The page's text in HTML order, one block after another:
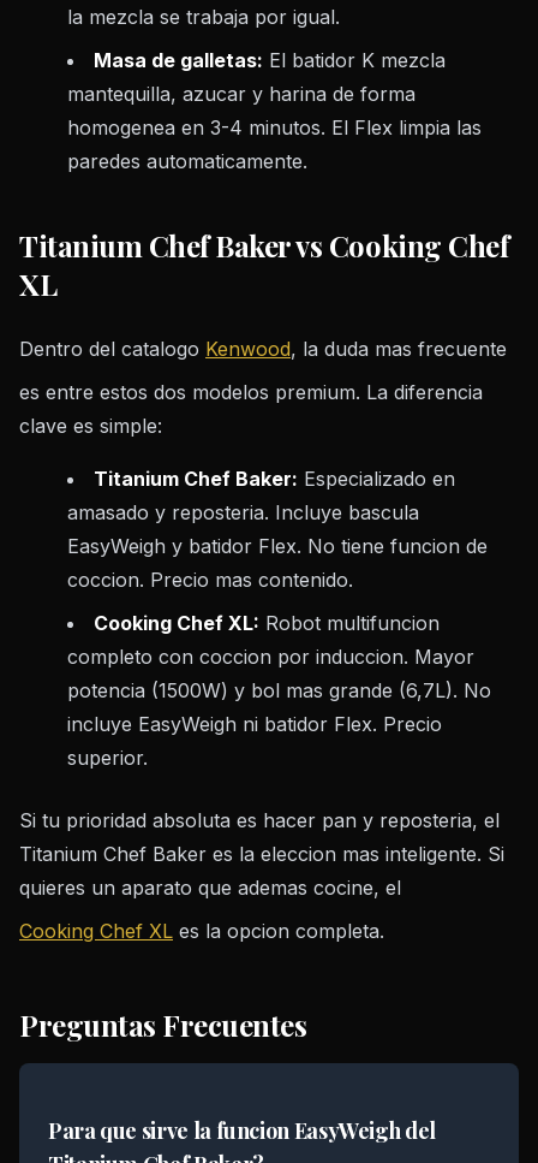
la mezcla se trabaja por igual.
Masa de galletas: El batidor K mezcla
mantequilla, azucar y harina de forma
homogenea en 3-4 minutos. El Flex limpia las
paredes automaticamente.
Titanium Chef Baker vs Cooking Chef
XL
Dentro del catalogo Kenwood, la duda mas frecuente
es entre estos dos modelos premium. La diferencia
clave es simple:
Titanium Chef Baker: Especializado en
amasado y reposteria. Incluye bascula
EasyWeigh y batidor Flex. No tiene funcion de
coccion. Precio mas contenido.
Cooking Chef XL: Robot multifuncion
completo con coccion por induccion. Mayor
potencia (1500W) y bol mas grande (6,7L). No
incluye EasyWeigh ni batidor Flex. Precio
superior.
Si tu prioridad absoluta es hacer pan y reposteria, el
Titanium Chef Baker es la eleccion mas inteligente. Si
quieres un aparato que ademas cocine, el
Cooking Chef XL es la opcion completa.
Preguntas Frecuentes
Para que sirve la funcion EasyWeigh del